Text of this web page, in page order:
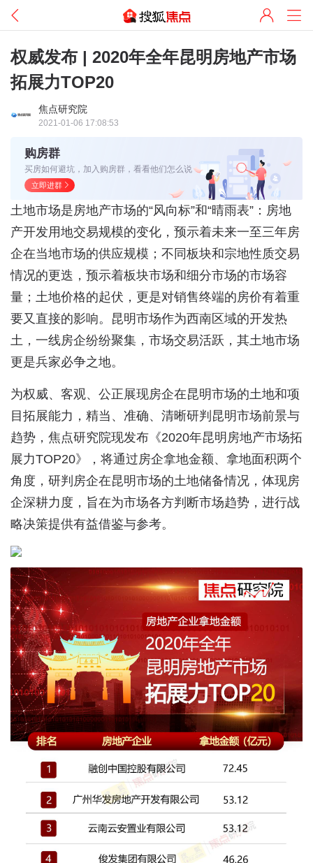
权威发布 | 2020年全年昆明房地产市场
拓展力TOP20
焦点研究院
2021-01-06 17:08:53
购房群
买房如何避坑，加入购房群，看看他们怎么说
立即进群
土地市场是房地产市场的“风向标”和“晴雨表”：房地
产开发用地交易规模的变化，预示着未来一至三年房
企在当地市场的供应规模；不同板块和宗地性质交易
情况的更迭，预示着板块市场和细分市场的市场容
量；土地价格的起伏，更是对销售终端的房价有着重
要又直接的影响。昆明市场作为西南区域的开发热
土，一线房企纷纷聚集，市场交易活跃，其土地市场
更是兵家必争之地。
为权威、客观、公正展现房企在昆明市场的土地和项
目拓展能力，精当、准确、清晰研判昆明市场前景与
趋势，焦点研究院现发布《2020年昆明房地产市场拓
展力TOP20》，将通过房企拿地金额、拿地面积两个
角度，研判房企在昆明市场的土地储备情况，体现房
企深耕力度，旨在为市场各方判断市场趋势，进行战
略决策提供有益借鉴与参考。